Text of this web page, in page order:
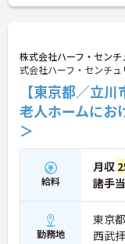
株式会社ハーフ・セン
式会社ハーフ・センチュ
【東京都／立
老人ホームにお
＞
給料
月収
諸手当
勤務地
東京
西武